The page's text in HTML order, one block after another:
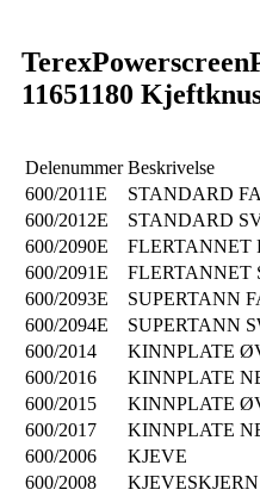
TerexPowerscreen
11651180
Delenummer Beskrivelse
600/2011E
STANDARD
600/2012E
STANDARD
600/2090E
FLERTANNET
600/2091E
FLERTANNET
600/2093E
SUPERTANN
600/2094E
SUPERTANN
600/2014
KINNPLATE
600/2016
KINNPLATE
600/2015
KINNPLATE
600/2017
KINNPLATE
600/2006
KJEVE
600/2008
KJEVESKJERN